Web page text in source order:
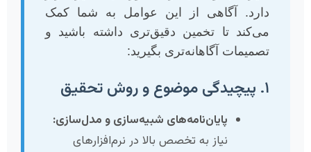
دارد. آگاهی از این عوامل به شما کمک
می‌کند تا تخمین دقیق‌تری داشته باشید و
تصمیمات آگاهانه‌تری بگیرید:
۱. پیچیدگی موضوع و روش تحقیق
پایان‌نامه‌های شبیه‌سازی و مدل‌سازی:
نیاز به تخصص بالا در نرم‌افزارهای